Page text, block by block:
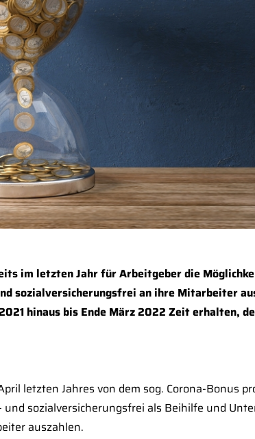
im letzten Jahr für Arbeitgeber die
sozialversicherungsfrei an ihre Mitarbeiter
hinaus bis Ende März 2022 Zeit erhalten,
letzten Jahres von dem sog. Corona-Bonus
sozialversicherungsfrei als Beihilfe und
auszahlen.